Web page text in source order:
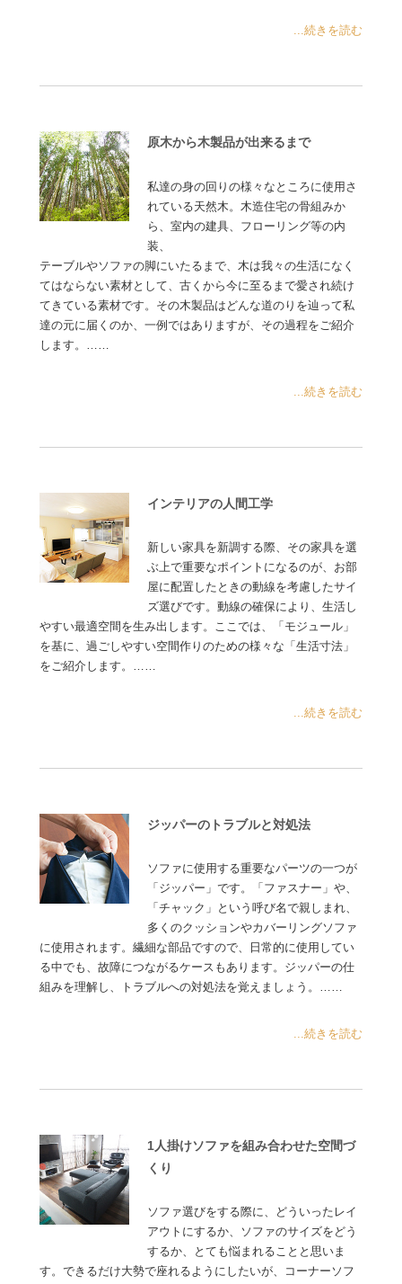
...続きを読む
原木から木製品が出来るまで
私達の身の回りの様々なところに使用さ
れている天然木。木造住宅の骨組みか
ら、室内の建具、フローリング等の内
装、
テーブルやソファの脚にいたるまで、木は我々の生活になく
てはならない素材として、古くから今に至るまで愛され続け
てきている素材です。その木製品はどんな道のりを辿って私
達の元に届くのか、一例ではありますが、その過程をご紹介
します。……
...続きを読む
インテリアの人間工学
新しい家具を新調する際、その家具を選
ぶ上で重要なポイントになるのが、お部
屋に配置したときの動線を考慮したサイ
ズ選びです。動線の確保により、生活し
やすい最適空間を生み出します。ここでは、「モジュール」
を基に、過ごしやすい空間作りのための様々な「生活寸法」
をご紹介します。……
...続きを読む
ジッパーのトラブルと対処法
ソファに使用する重要なパーツの一つが
「ジッパー」です。「ファスナー」や、
「チャック」という呼び名で親しまれ、
多くのクッションやカバーリングソファ
に使用されます。繊細な部品ですので、日常的に使用してい
る中でも、故障につながるケースもあります。ジッパーの仕
組みを理解し、トラブルへの対処法を覚えましょう。……
...続きを読む
1人掛けソファを組み合わせた空間づ
くり
ソファ選びをする際に、どういったレイ
アウトにするか、ソファのサイズをどう
するか、とても悩まれることと思いま
す。できるだけ大勢で座れるようにしたいが、コーナーソフ